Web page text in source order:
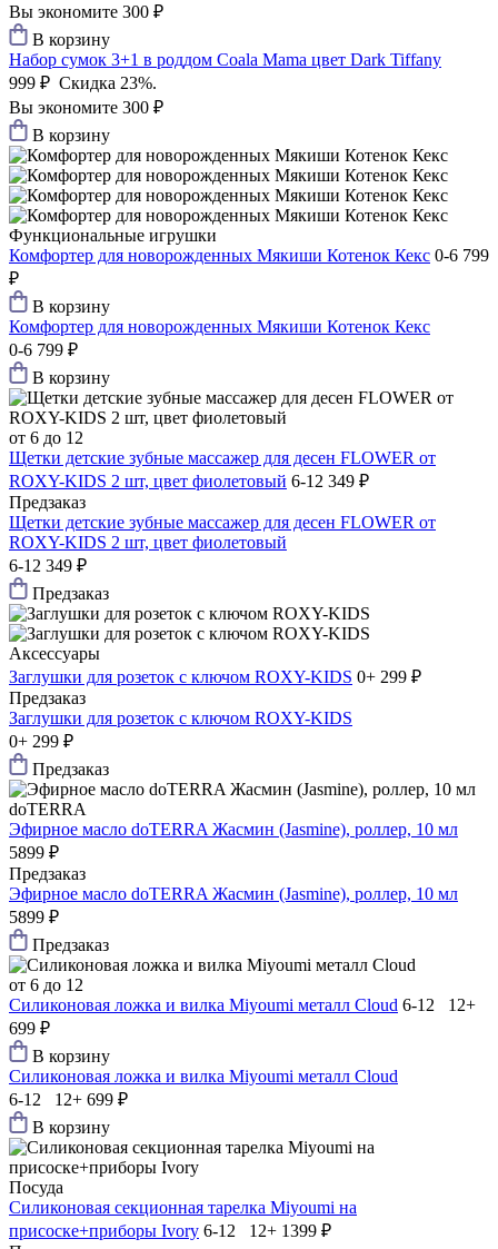
Вы экономите 300 ₽
В корзину
Набор сумок 3+1 в роддом Coala Mama цвет Dark Tiffany
999 ₽ Скидка 23%.
Вы экономите 300 ₽
В корзину
Функциональные игрушки
Комфортер для новорожденных Мякиши Котенок Кекс 0-6 799
₽
В корзину
Комфортер для новорожденных Мякиши Котенок Кекс
0-6 799 ₽
В корзину
от 6 до 12
Щетки детские зубные массажер для десен FLOWER от
ROXY-KIDS 2 шт, цвет фиолетовый 6-12 349 ₽
Предзаказ
Щетки детские зубные массажер для десен FLOWER от
ROXY-KIDS 2 шт, цвет фиолетовый
6-12 349 ₽
Предзаказ
Аксессуары
Заглушки для розеток с ключом ROXY-KIDS 0+ 299 ₽
Предзаказ
Заглушки для розеток с ключом ROXY-KIDS
0+ 299 ₽
Предзаказ
doTERRA
Эфирное масло doTERRA Жасмин (Jasmine), роллер, 10 мл
5899 ₽
Предзаказ
Эфирное масло doTERRA Жасмин (Jasmine), роллер, 10 мл
5899 ₽
Предзаказ
от 6 до 12
Силиконовая ложка и вилка Мiyoumi металл Cloud 6-12 12+
699 ₽
В корзину
Силиконовая ложка и вилка Мiyoumi металл Cloud
6-12 12+ 699 ₽
В корзину
Посуда
Силиконовая секционная тарелка Мiyoumi на
присоске+приборы Ivory 6-12 12+ 1399 ₽